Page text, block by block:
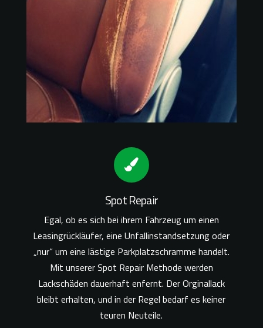
Spot Repair
Egal, ob es sich bei ihrem Fahrzeug um einen
Leasingrückläufer, eine Unfallinstandsetzung oder
„nur“ um eine lästige Parkplatzschramme handelt.
Mit unserer Spot Repair Methode werden
Lackschäden dauerhaft enfernt. Der Orginallack
bleibt erhalten, und in der Regel bedarf es keiner
teuren Neuteile.